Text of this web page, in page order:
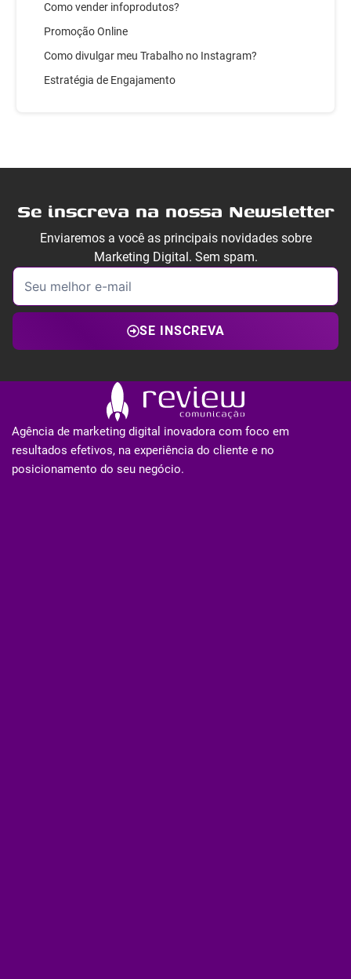
Como vender infoprodutos?
Promoção Online
Como divulgar meu Trabalho no Instagram?
Estratégia de Engajamento
Se inscreva na nossa Newsletter
Enviaremos a você as principais novidades sobre
Marketing Digital. Sem spam.
SE INSCREVA
Agência de marketing digital inovadora com foco em
resultados efetivos, na experiência do cliente e no
posicionamento do seu negócio.